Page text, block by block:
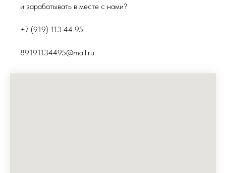
и зарабатывать в месте с нами?
+7 (919) 113 44 95
89191134495@mail.ru